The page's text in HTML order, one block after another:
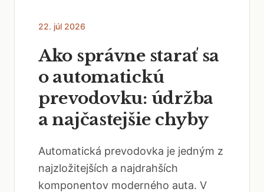
22. júl 2026
Ako správne starať sa
o automatickú
prevodovku: údržba
a najčastejšie chyby
Automatická prevodovka je jedným z
najzložitejších a najdrahších
komponentov moderného auta. V